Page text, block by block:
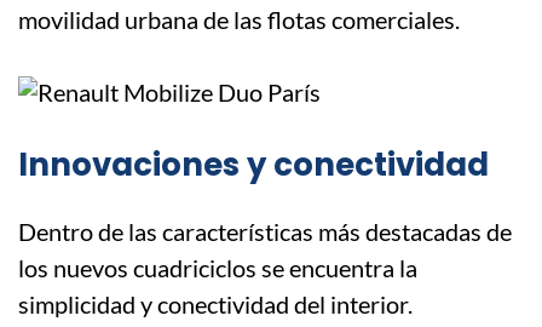
movilidad urbana de las flotas comerciales.
Innovaciones y conectividad
Dentro de las características más destacadas de
los nuevos cuadriciclos se encuentra la
simplicidad y conectividad del interior.